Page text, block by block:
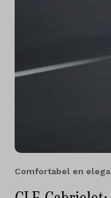
Comfortabel en